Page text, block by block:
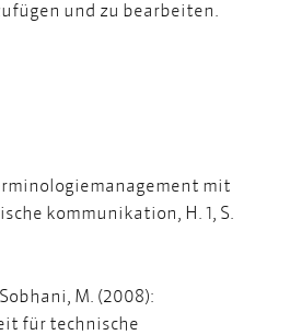
und zu bearbeiten.
mit
kommunikation, H. 1, S.
M. (2008):
für technische